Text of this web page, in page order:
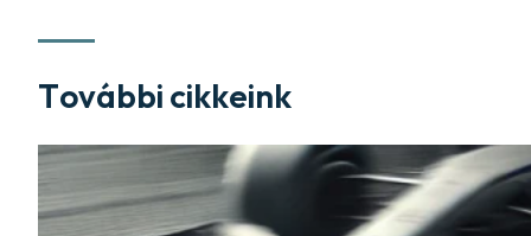
További cikkeink